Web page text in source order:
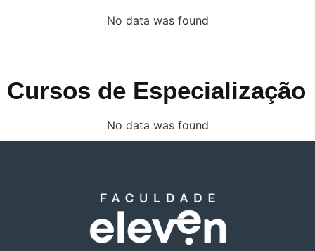
No data was found
Cursos de Especialização
No data was found